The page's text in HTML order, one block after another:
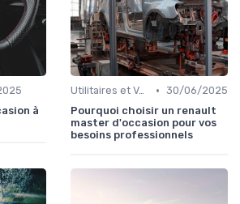
à
Utilitaires et Véhicules Spéciaux • 30/06/2025
Pourquoi choisir un renault
master d'occasion pour vos
besoins professionnels